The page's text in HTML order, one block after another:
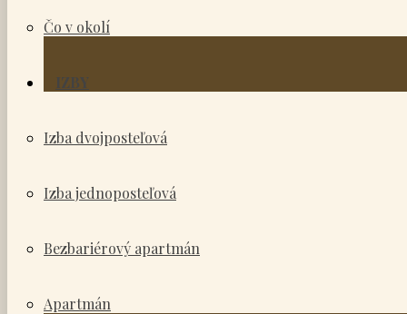
Čo v okolí
IZBY
Izba dvojposteľová
Izba jednoposteľová
Bezbariérový apartmán
Apartmán